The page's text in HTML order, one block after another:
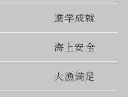
進学成就
海上安全
大漁満足